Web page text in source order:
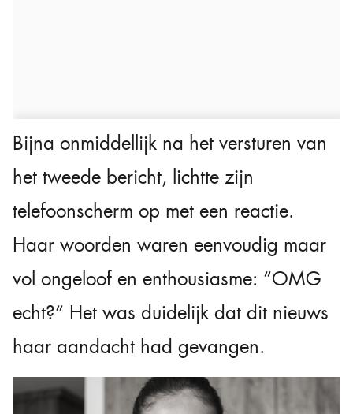
Bijna onmiddellijk na het versturen van
het tweede bericht, lichtte zijn
telefoonscherm op met een reactie.
Haar woorden waren eenvoudig maar
vol ongeloof en enthousiasme: “OMG
echt?” Het was duidelijk dat dit nieuws
haar aandacht had gevangen.